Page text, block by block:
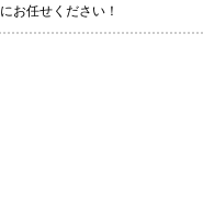
にお任せください！